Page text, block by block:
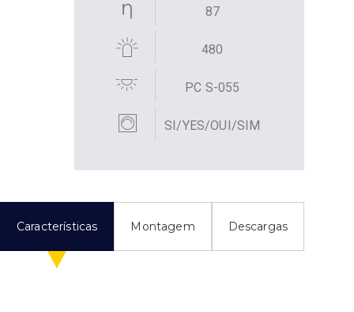
87
480
PC S-055
SI/YES/OUI/SIM
Características Montagem Descargas